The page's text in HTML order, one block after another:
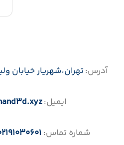
آدرس:تهران،‌شهریار خیابان
ایمیل:
شماره تماس: